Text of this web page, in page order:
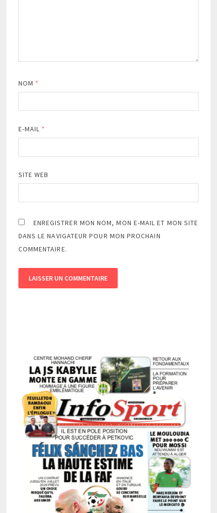
NOM *
E-MAIL *
SITE WEB
ENREGISTRER MON NOM, MON E-MAIL ET MON SITE
DANS LE NAVIGATEUR POUR MON PROCHAIN
COMMENTAIRE.